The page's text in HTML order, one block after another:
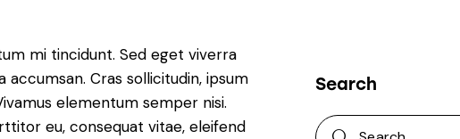
mi tincidunt. Sed eget viverra
accumsan. Cras sollicitudin, ipsum
elementum semper nisi.
eu, consequat vitae, eleifend
Search